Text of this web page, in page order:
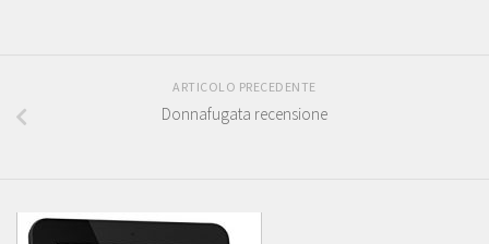
ARTICOLO PRECEDENTE
Donnafugata recensione